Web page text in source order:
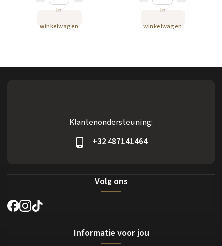
In
winkelwagen
In
winkelwagen
Klantenondersteuning:
+32 487141464
Volg ons
Informatie voor jou